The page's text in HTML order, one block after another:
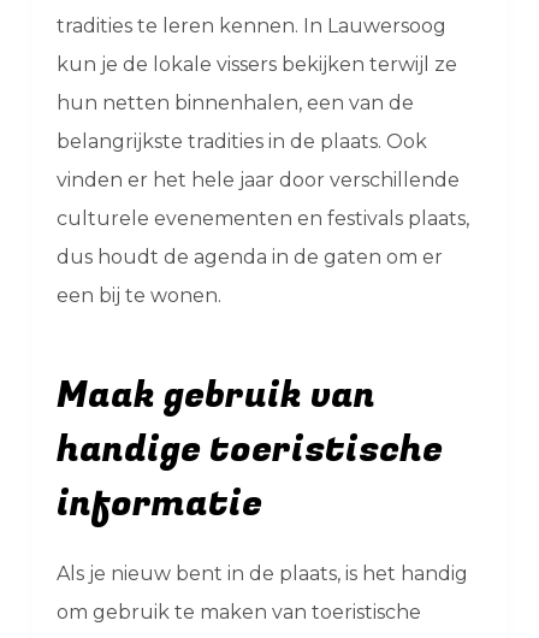
tradities te leren kennen. In Lauwersoog
kun je de lokale vissers bekijken terwijl ze
hun netten binnenhalen, een van de
belangrijkste tradities in de plaats. Ook
vinden er het hele jaar door verschillende
culturele evenementen en festivals plaats,
dus houdt de agenda in de gaten om er
een bij te wonen.
Maak gebruik van
handige toeristische
informatie
Als je nieuw bent in de plaats, is het handig
om gebruik te maken van toeristische